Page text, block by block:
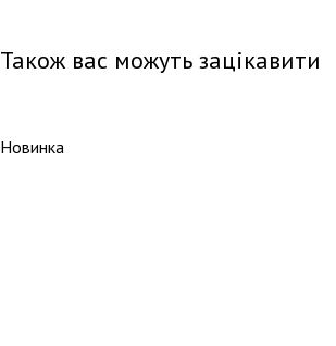
Також вас можуть зацікавити
Новинка